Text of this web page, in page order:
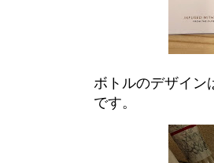
ボトルのデザイン
です。